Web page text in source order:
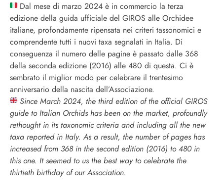
Dal mese di marzo 2024 è in commercio la terza
edizione della guida ufficiale del GIROS alle Orchidee
italiane, profondamente ripensata nei criteri tassonomici e
comprendente tutti i nuovi taxa segnalati in Italia. Di
conseguenza il numero delle pagine è passato dalle 368
della seconda edizione (2016) alle 480 di questa. Ci è
sembrato il miglior modo per celebrare il trentesimo
anniversario della nascita dell’Associazione.
Since March 2024, the third edition of the official GIROS
guide to Italian Orchids has been on the market, profoundly
rethought in its taxonomic criteria and including all the new
taxa reported in Italy. As a result, the number of pages has
increased from 368 in the second edition (2016) to 480 in
this one. It seemed to us the best way to celebrate the
thirtieth birthday of our Association.